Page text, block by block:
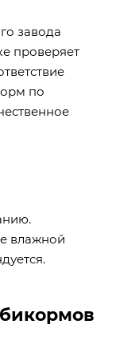
завода
проверяет
по
влажной